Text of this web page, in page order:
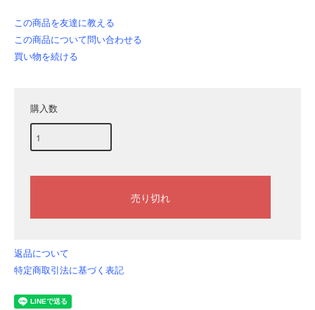
この商品を友達に教える
この商品について問い合わせる
買い物を続ける
購入数
返品について
特定商取引法に基づく表記